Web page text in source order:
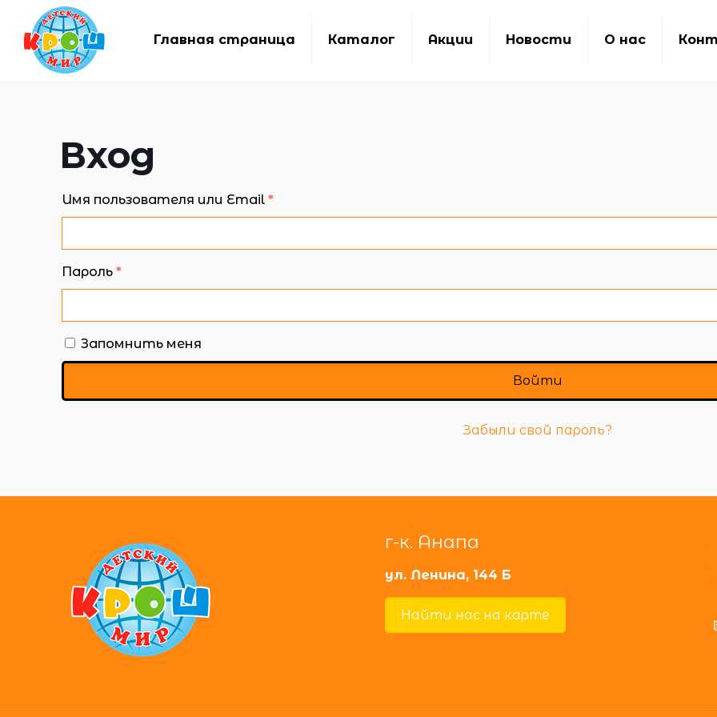
Главная страница Каталог Акции Новости О нас
Вход
Имя пользователя или Email*
Пароль*
Запомнить меня
Войти
Забыли свой пароль?
г-к. Анапа
ул. Ленина, 144 Б
Найти нас на карте